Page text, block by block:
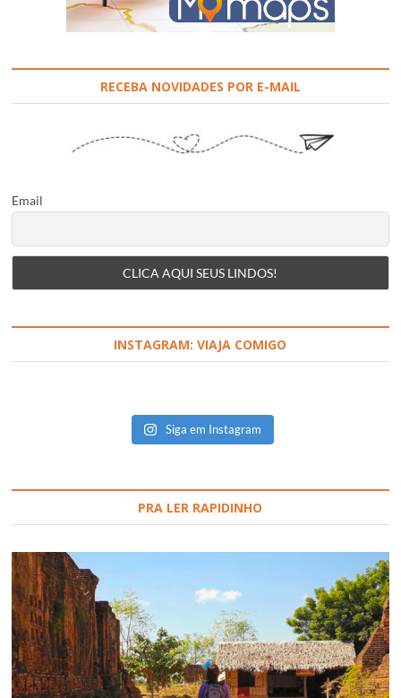
RECEBA NOVIDADES POR E-MAIL
Email
INSTAGRAM: VIAJA COMIGO
Siga em Instagram
PRA LER RAPIDINHO